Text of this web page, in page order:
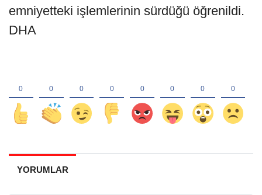
emniyetteki işlemlerinin sürdüğü öğrenildi.
DHA
YORUMLAR